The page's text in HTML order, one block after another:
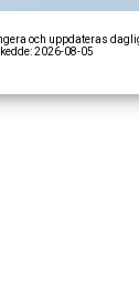
och uppdateras
2026-08-05